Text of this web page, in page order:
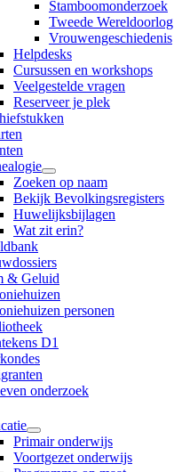
Stamboomonderzoek
Tweede Wereldoorlog
Vrouwengeschiedenis
Helpdesks
Cursussen en workshops
Veelgestelde vragen
Reserveer je plek
Zoeken op naam
Bekijk Bevolkingsregisters
Huwelijksbijlagen
Wat zit erin?
& Geluid
personen
D1
onderzoek
Primair onderwijs
Voortgezet onderwijs